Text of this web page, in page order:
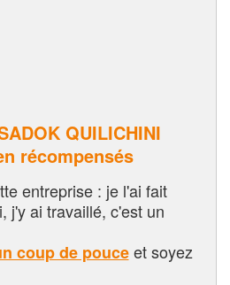
QUILICHINI
récompensés
entreprise : je l'ai fait
j'y ai travaillé, c'est un
coup de pouceet soyez